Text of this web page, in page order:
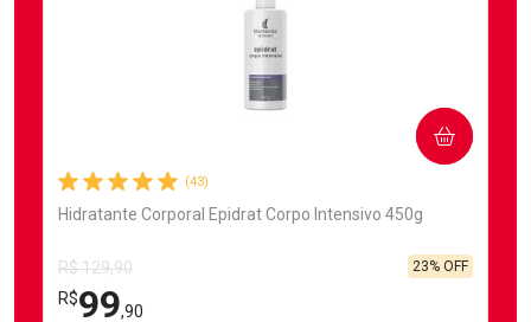
(43)
Hidratante Corporal Epidrat Corpo Intensivo 450g
R$ 129,90
R$99,90
23% OFF
COMPRAR